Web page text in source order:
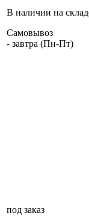
В наличии на
Самовывоз
- завтра (Пн-Пт)
под заказ